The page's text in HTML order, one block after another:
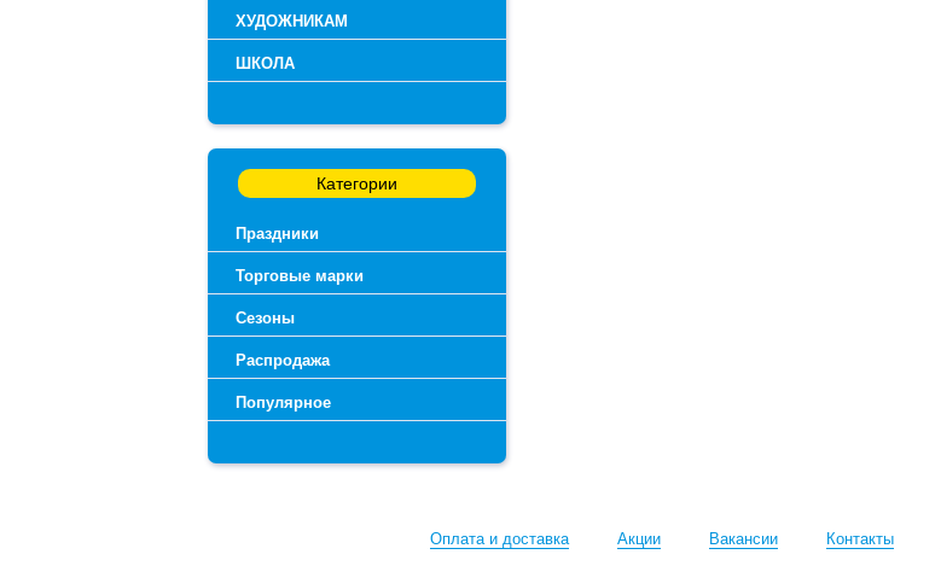
ХУДОЖНИКАМ
ШКОЛА
Категории
Праздники
Торговые марки
Сезоны
Распродажа
Популярное
Оплата и доставка Акции Вакансии Контакты